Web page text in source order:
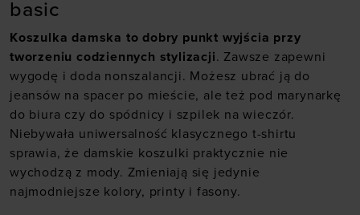
basic
Koszulka damska to dobry punkt wyjścia przy
tworzeniu codziennych stylizacji. Zawsze zapewni
wygodę i doda nonszalancji. Możesz ubrać ją do
jeansów na spacer po mieście, ale też pod marynarkę
do biura czy do spódnicy i szpilek na wieczór.
Niebywała uniwersalność klasycznego t-shirtu
sprawia, że damskie koszulki praktycznie nie
wychodzą z mody. Zmieniają się jedynie
najmodniejsze kolory, printy i fasony.